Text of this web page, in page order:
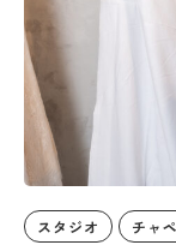
スタジオ チャ